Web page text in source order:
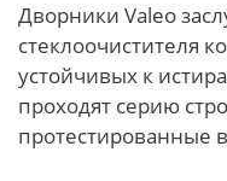
Дворники Valeo
стеклоочистителя
устойчивых к
проходят серию
протестированные